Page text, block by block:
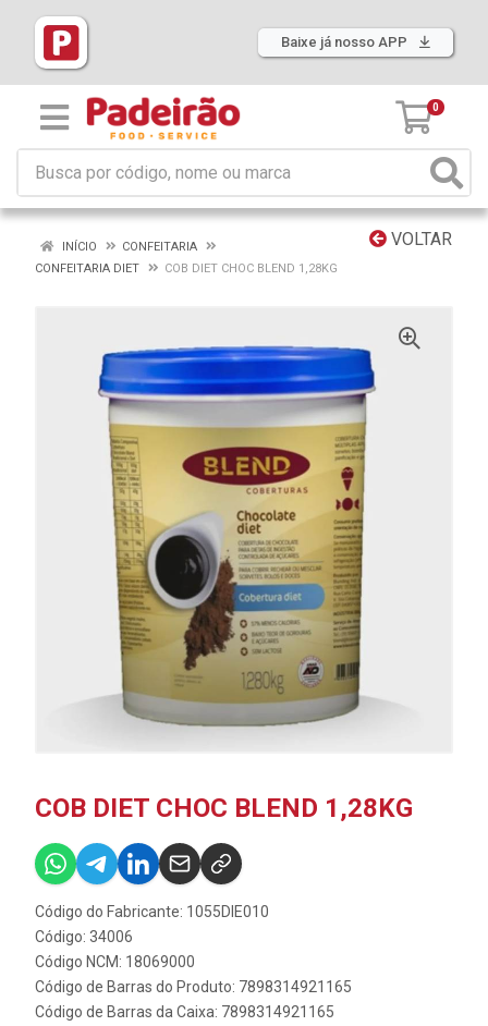
Baixe já nosso APP
0
VOLTAR
INÍCIO
CONFEITARIA
CONFEITARIA DIET
COB DIET CHOC BLEND 1,28KG
COB DIET CHOC BLEND 1,28KG
Código do Fabricante: 1055DIE010
Código: 34006
Código NCM: 18069000
Código de Barras do Produto: 7898314921165
Código de Barras da Caixa: 7898314921165